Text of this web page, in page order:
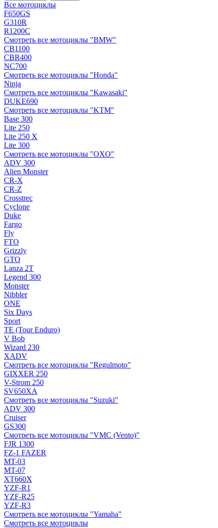
Все мотоциклы
F650GS
G310R
R1200C
Смотреть все мотоциклы "BMW"
CB1100
CBR400
NC700
Смотреть все мотоциклы "Honda"
Ninja
Смотреть все мотоциклы "Kawasaki"
DUKE690
Смотреть все мотоциклы "KTM"
Base 300
Lite 250
Lite 250 X
Lite 300
Смотреть все мотоциклы "OXO"
ADV 300
Alien Monster
CR-X
CR-Z
Crosstrec
Cyclone
Duke
Fargo
Fly
FTO
Grizzly
GTO
Lanza 2T
Legend 300
Monster
Nibbler
ONE
Six Days
Sport
TE (Tour Enduro)
V Bob
Wizard 230
XADV
Смотреть все мотоциклы "Regulmoto"
GIXXER 250
V-Strom 250
SV650XA
Смотреть все мотоциклы "Suzuki"
ADV 300
Cruiser
GS300
Смотреть все мотоциклы "VMC (Vento)"
FJR 1300
FZ-1 FAZER
MT-03
MT-07
XT660X
YZF-R1
YZF-R25
YZF-R3
Смотреть все мотоциклы "Yamaha"
Смотреть все мотоциклы